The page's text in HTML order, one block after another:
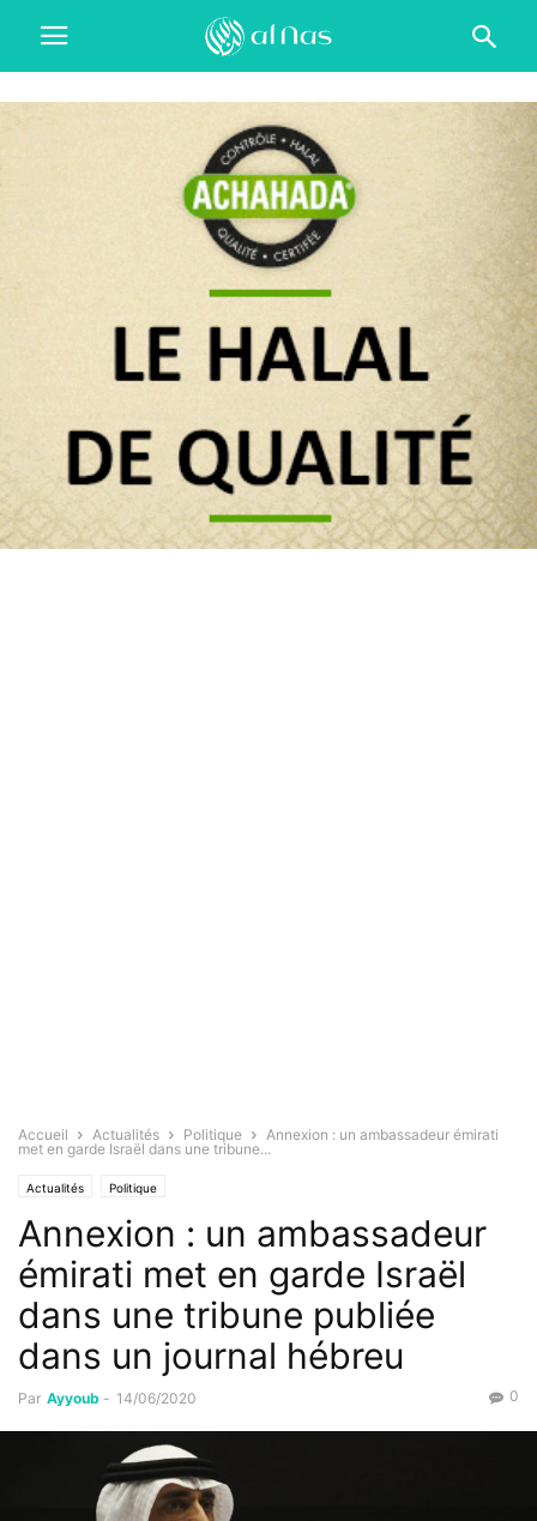
Accueil Actualités Politique
Annexion : un ambassadeur émirati
met en garde Israël dans une tribune...
Actualités Politique
Annexion : un ambassadeur
émirati met en garde Israël
dans une tribune publiée
dans un journal hébreu
Par Ayyoub - 14/06/2020 0